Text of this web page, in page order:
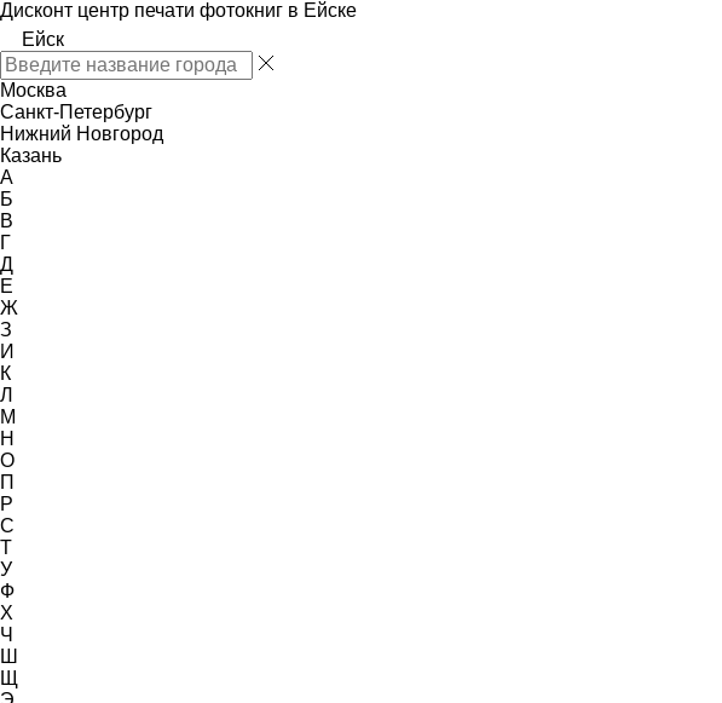
Дисконт центр печати фотокниг в Ейске
Ейск
Москва
Санкт-Петербург
Нижний Новгород
Казань
А
Б
В
Г
Д
Е
Ж
З
И
К
Л
М
Н
О
П
Р
С
Т
У
Ф
Х
Ч
Ш
Щ